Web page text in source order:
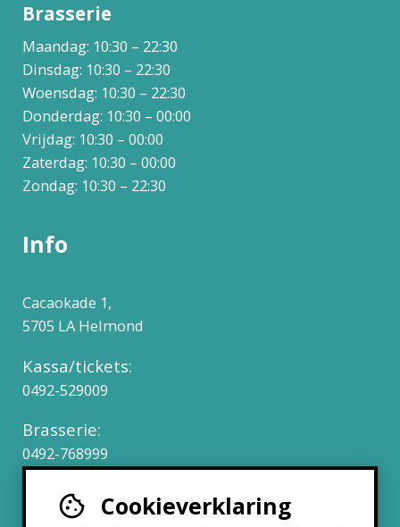
Cookieverklaring
Brasserie
Maandag: 10:30 – 22:30
Dinsdag: 10:30 – 22:30
Woensdag: 10:30 – 22:30
Donderdag: 10:30 – 00:00
Vrijdag: 10:30 – 00:00
Zaterdag: 10:30 – 00:00
Zondag: 10:30 – 22:30
Info
Cacaokade 1,
5705 LA Helmond
Kassa/tickets:
0492-529009
Brasserie:
0492-768999
Werken bij